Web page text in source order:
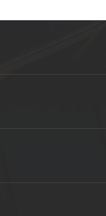
报逐步
，他暗
财界的
己的抱